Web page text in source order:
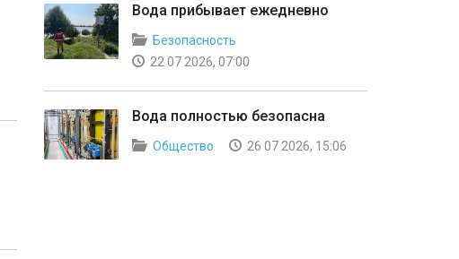
Вода прибывает ежедневно
Безопасность
22 07 2026, 07:00
Вода полностью безопасна
Общество 26 07 2026, 15:06